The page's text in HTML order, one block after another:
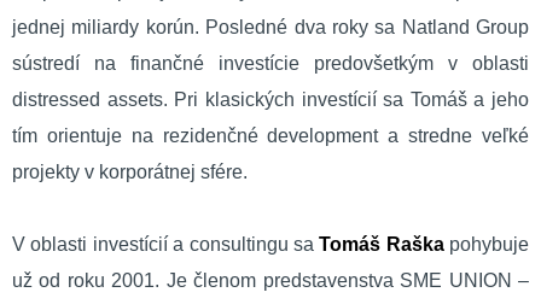
jednej miliardy korún. Posledné dva roky sa Natland Group
sústredí na finančné investície predovšetkým v oblasti
distressed assets. Pri klasických investícií sa Tomáš a jeho
tím orientuje na rezidenčné development a stredne veľké
projekty v korporátnej sfére.
V oblasti investícií a consultingu saTomáš Raškapohybuje
už od roku 2001. Je členom predstavenstva SME UNION –